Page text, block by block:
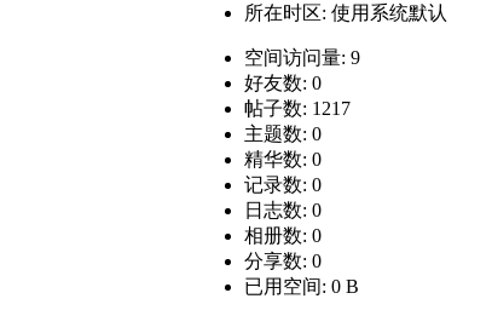
所在时区: 使用系统默认
空间访问量: 9
好友数: 0
帖子数: 1217
主题数: 0
精华数: 0
记录数: 0
日志数: 0
相册数: 0
分享数: 0
已用空间: 0 B